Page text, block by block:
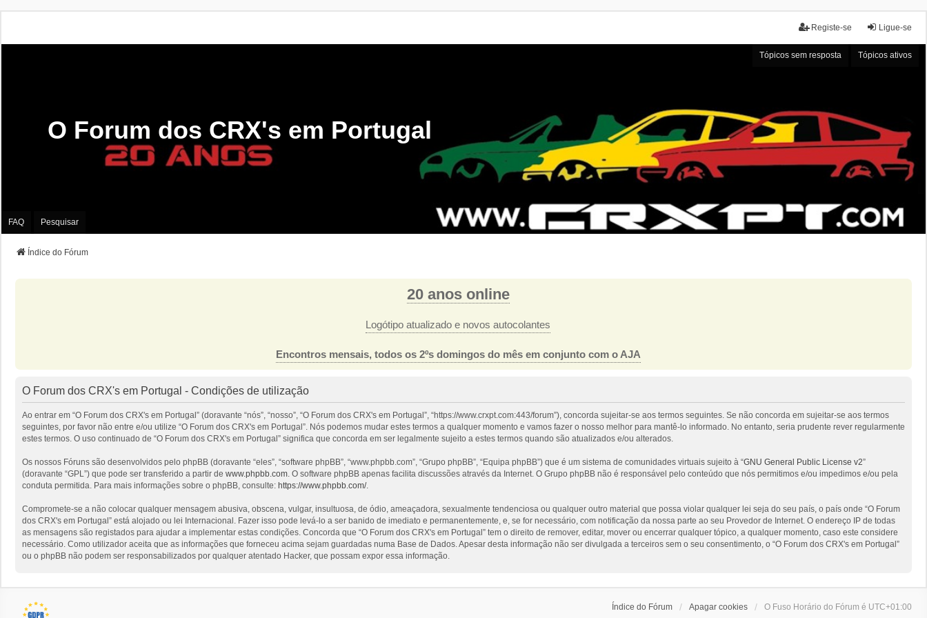
Ligue-se
Registe-se
Tópicos sem resposta Tópicos ativos
O Forum dos CRX's em Portugal
FAQ Pesquisar
Índice do Fórum
20 anos online
Logótipo atualizado e novos autocolantes
Encontros mensais, todos os 2ºs domingos do mês em conjunto com o AJA
O Forum dos CRX's em Portugal - Condições de utilização
Ao entrar em “O Forum dos CRX's em Portugal” (doravante “nós”, “nosso”, “O Forum dos CRX's em Portugal”, “https://www.crxpt.com:443/forum”), concorda sujeitar-se aos termos seguintes. Se não concorda em sujeitar-se aos termos
seguintes, por favor não entre e/ou utilize “O Forum dos CRX's em Portugal”. Nós podemos mudar estes termos a qualquer momento e vamos fazer o nosso melhor para mantê-lo informado. No entanto, seria prudente rever regularmente
estes termos. O uso continuado de “O Forum dos CRX's em Portugal” significa que concorda em ser legalmente sujeito a estes termos quando são atualizados e/ou alterados.
Os nossos Fóruns são desenvolvidos pelo phpBB (doravante “eles”, “software phpBB”, “www.phpbb.com”, “Grupo phpBB”, “Equipa phpBB”) que é um sistema de comunidades virtuais sujeito à “GNU General Public License v2”
(doravante “GPL”) que pode ser transferido a partir de www.phpbb.com. O software phpBB apenas facilita discussões através da Internet. O Grupo phpBB não é responsável pelo conteúdo que nós permitimos e/ou impedimos e/ou pela
conduta permitida. Para mais informações sobre o phpBB, consulte: https://www.phpbb.com/.
Compromete-se a não colocar qualquer mensagem abusiva, obscena, vulgar, insultuosa, de ódio, ameaçadora, sexualmente tendenciosa ou qualquer outro material que possa violar qualquer lei seja do seu país, o país onde “O Forum
dos CRX's em Portugal” está alojado ou lei Internacional. Fazer isso pode levá-lo a ser banido de imediato e permanentemente, e, se for necessário, com notificação da nossa parte ao seu Provedor de Internet. O endereço IP de todas
as mensagens são registados para ajudar a implementar estas condições. Concorda que “O Forum dos CRX's em Portugal” tem o direito de remover, editar, mover ou encerrar qualquer tópico, a qualquer momento, caso este considere
necessário. Como utilizador aceita que as informações que forneceu acima sejam guardadas numa Base de Dados. Apesar desta informação não ser divulgada a terceiros sem o seu consentimento, o “O Forum dos CRX's em Portugal”
ou o phpBB não podem ser responsabilizados por qualquer atentado Hacker, que possam expor essa informação.
Índice do Fórum Apagar cookies O Fuso Horário do Fórum é UTC+01:00